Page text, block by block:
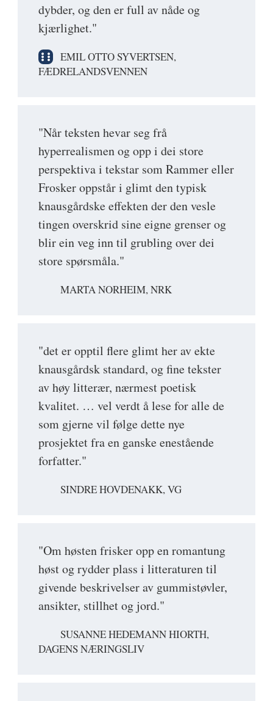
dybder, og den er full av nåde og
kjærlighet."
EMIL OTTO SYVERTSEN,
FÆDRELANDSVENNEN
"Når teksten hevar seg frå
hyperrealismen og opp i dei store
perspektiva i tekstar som Rammer eller
Frosker oppstår i glimt den typisk
knausgårdske effekten der den vesle
tingen overskrid sine eigne grenser og
blir ein veg inn til grubling over dei
store spørsmåla."
MARTA NORHEIM, NRK
"det er opptil flere glimt her av ekte
knausgårdsk standard, og fine tekster
av høy litterær, nærmest poetisk
kvalitet. … vel verdt å lese for alle de
som gjerne vil følge dette nye
prosjektet fra en ganske enestående
forfatter."
SINDRE HOVDENAKK, VG
"Om høsten frisker opp en romantung
høst og rydder plass i litteraturen til
givende beskrivelser av gummistøvler,
ansikter, stillhet og jord."
SUSANNE HEDEMANN HIORTH,
DAGENS NÆRINGSLIV